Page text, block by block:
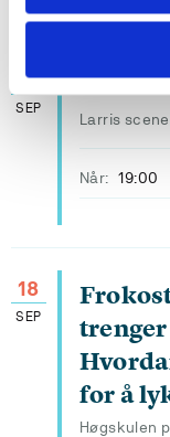
17
SEP
Larris
Når: 19:00
18
SEP
for å
Høgskulen